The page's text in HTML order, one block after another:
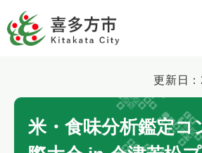
ー
ジ
文
更新日
米・食味分析鑑定コ